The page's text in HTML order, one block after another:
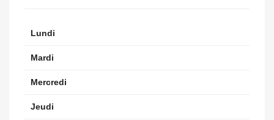
Lundi
Mardi
Mercredi
Jeudi